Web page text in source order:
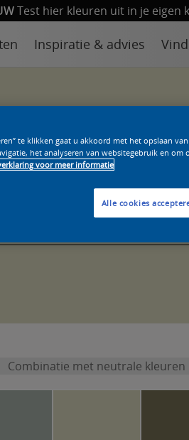
Test hier kleuren uit in je eigen
Inspiratie & advies
Combinatie met neutrale kleuren
te klikken gaat u akkoord met het opslaan
het analyseren van websitegebruik en om
voor meer informatie
Alle cookies